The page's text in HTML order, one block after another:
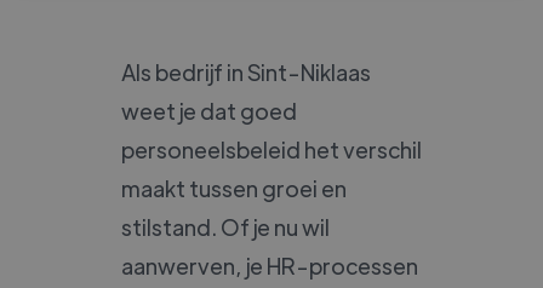
Als bedrijf in Sint-Niklaas
weet je dat goed
personeelsbeleid het verschil
maakt tussen groei en
stilstand. Of je nu wil
aanwerven, je HR-processen